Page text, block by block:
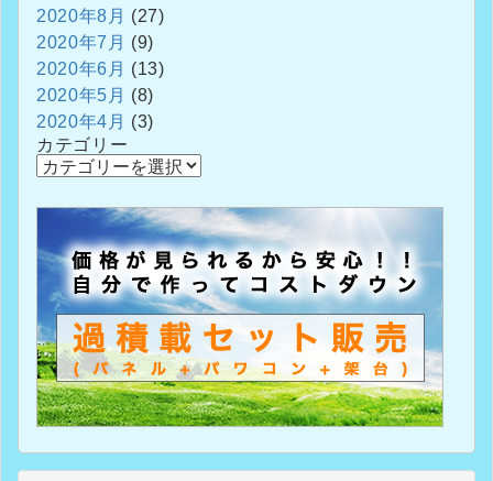
2020年8月 (27)
2020年7月 (9)
2020年6月 (13)
2020年5月 (8)
2020年4月 (3)
カテゴリー